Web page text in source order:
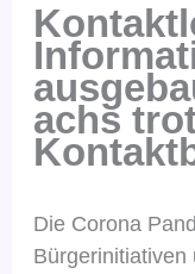
achs
Die Corona
Bürgerinitiativen